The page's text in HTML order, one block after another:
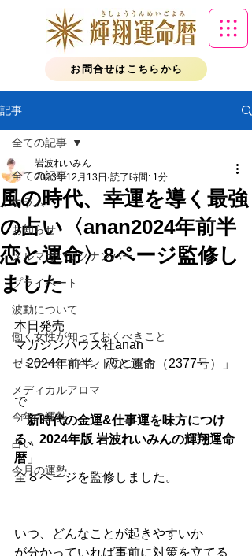
お問合せはこちらから
記事
全ての記事
コラム
お知らせ
メルマガバックナンバー
プライベート
波動について
働く女性が知っておくべきこと
セミナー、イベントのご案内
メディカルアロマ
今年の運勢
占い
今月の運勢
全ての記事
風の時代、幸運を導く最強
の占い〈anan2024年前半
恋と運命〉8ページ監修し
ました
岩波れいみん
2023年12月13日 読了時間: 1分
本日発売
マガジンハウス社anan
「2024年前半、恋と運命（2377号）」
で
「新時代の金運&仕事運を味方につけ
る、2024年版 岩波れいみんの輝翔運命
暦 」
全８ページを監修しました。
いつ、どんなことが起きやすいか
が分かっていれば事前に対策を立てる